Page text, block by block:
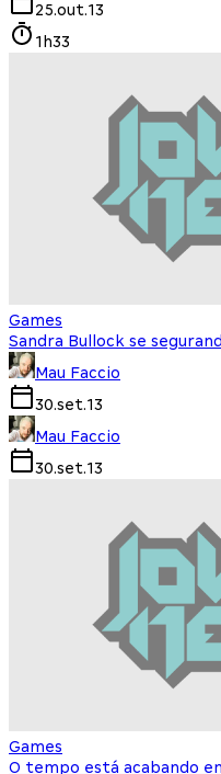
25.out.13
1h33
Games
Sandra Bullock se
Mau Faccio
30.set.13
Mau Faccio
30.set.13
Games
O tempo está acabando